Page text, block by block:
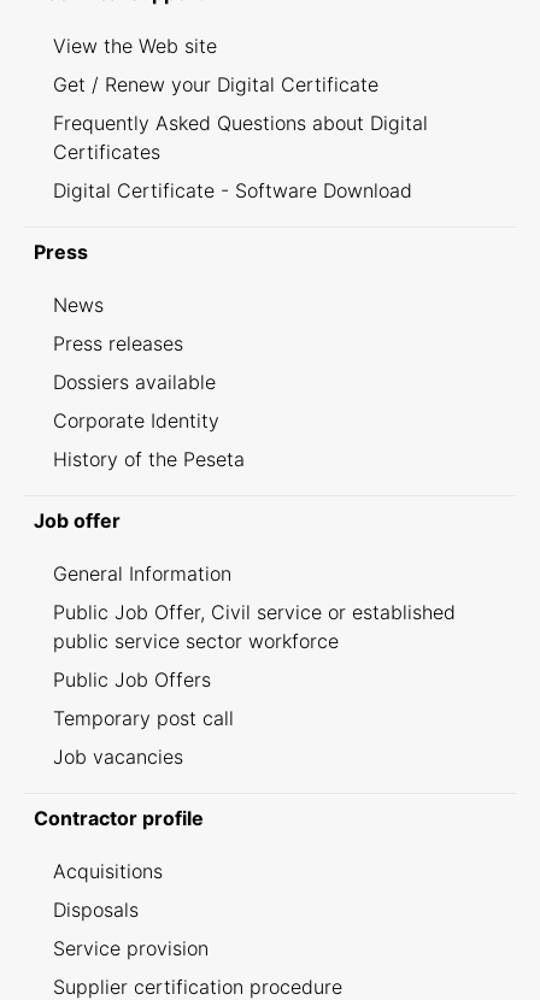
View the Web site
Get / Renew your Digital Certificate
Frequently Asked Questions about Digital
Certificates
Digital Certificate - Software Download
Press
News
Press releases
Dossiers available
Corporate Identity
History of the Peseta
Job offer
General Information
Public Job Offer, Civil service or established
public service sector workforce
Public Job Offers
Temporary post call
Job vacancies
Contractor profile
Acquisitions
Disposals
Service provision
Supplier certification procedure